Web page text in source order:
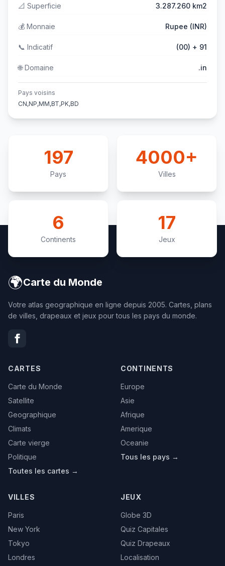
📐 Superficie 3.287.260 km2
💰 Monnaie Rupee (INR)
📞 Indicatif (00) + 91
🌐Domaine .in
Pays voisins
CN,NP,MM,BT,PK,BD
197
Pays
4000+
Villes
6
Continents
17
Jeux
🌍Carte du Monde
Votre atlas geographique en ligne depuis 2005. Cartes, plans
de villes, drapeaux et jeux pour tous les pays du monde.
CARTES
Carte du Monde
Satellite
Geographique
Climats
Carte vierge
Politique
Toutes les cartes →
CONTINENTS
Europe
Asie
Afrique
Amerique
Oceanie
Tous les pays →
VILLES
Paris
New York
Tokyo
Londres
JEUX
Globe 3D
Quiz Capitales
Quiz Drapeaux
Localisation